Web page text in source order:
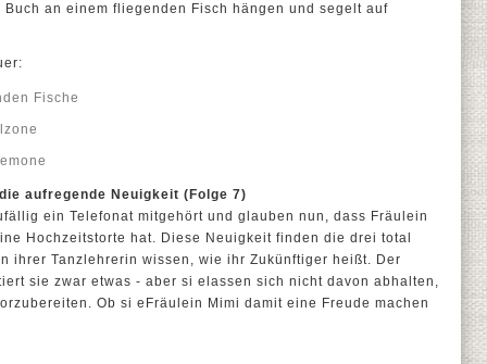
an einem fliegenden Fisch hängen und segelt auf
Fische
aufregende Neuigkeit (Folge 7)
ein Telefonat mitgehört und glauben nun, dass Fräulein
Hochzeitstorte hat. Diese Neuigkeit finden die drei total
ihrer Tanzlehrerin wissen, wie ihr Zukünftiger heißt. Der
sie zwar etwas - aber si elassen sich nicht davon abhalten,
Ob si eFräulein Mimi damit eine Freude machen